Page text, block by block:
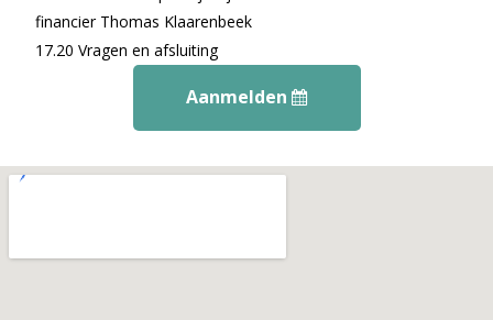
financier Thomas Klaarenbeek
17.20 Vragen en afsluiting
Aanmelden